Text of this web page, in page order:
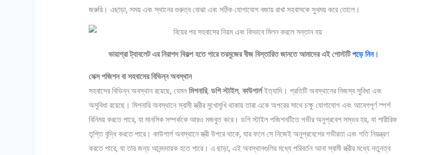
জরুরি। এছাড়া, সময় এবং স্থানের গুরুত্ব বোঝা এবং সঠিক যোগাযোগ বজায় রাখা সহবাসকে সুখময় করে তোলে।
ভায়াগ্রা ট্যাবলেট এর নিরাপদ বিকল্প হতে পারে ‌তরমুজের বীজ বিস্তারিত জানতে আমাদের এই পোস্টটি পড়ে নিন।
সেক্স পজিশন বা সহবাসের বিভিন্ন অবস্থান
সহবাসের বিভিন্ন অবস্থান রয়েছে, যেমন মিশনারি, ডগি স্টাইল, কাউগার্লইত্যাদি। প্রতিটি অবস্থানের নিজস্ব সুবিধা এবং
অসুবিধা রয়েছে। মিশনারি অবস্থানে স্বামী স্ত্রীর মুখোমুখি থাকায় তারা একে অপরের সাথে চক্ষু যোগাযোগ এবং আবেগপূর্ণ স্পর্শ
বিনিময় করতে পারে, যা মানসিক সম্পর্ককে আরও মজবুত করে। ডগি স্টাইল পজিশনটিতে গভীর অনুপ্রবেশ সম্ভব হয়, যা শারীরিক
তৃপ্তি বৃদ্ধি করতে পারে। কাউগার্ল অবস্থানে স্ত্রী উপরে থাকে, যার ফলে সে নিজেই অনুপ্রবেশের গভীরতা এবং গতি নিয়ন্ত্রণ
করতে পারে, যা তার জন্য আনন্দদায়ক হতে পারে। এ ছাড়া, এই অবস্থানগুলির মধ্যে পরিবর্তন আনা স্বামী স্ত্রীর মধ্যে নতুনত্ব